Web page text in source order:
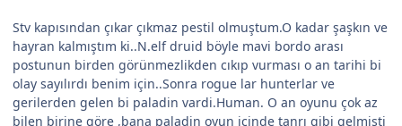
Stv kapısından çıkar çıkmaz pestil olmuştum.O kadar şaşkın ve
hayran kalmıştım ki..N.elf druid böyle mavi bordo arası
postunun birden görünmezlikden cıkıp vurması o an tarihi bi
olay sayılırdı benim için..Sonra rogue lar hunterlar ve
gerilerden gelen bi paladin vardi.Human. O an oyunu çok az
bilen birine göre ,bana paladin oyun içinde tanrı gibi gelmişti